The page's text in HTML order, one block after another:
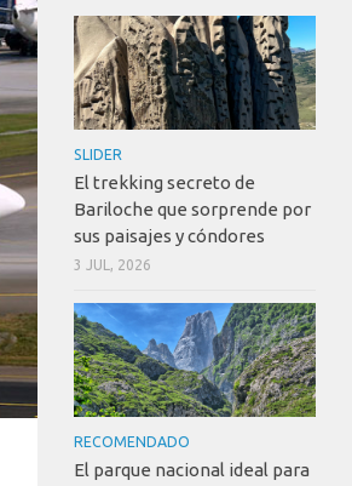
SLIDER
El trekking secreto de
Bariloche que sorprende por
sus paisajes y cóndores
3 JUL, 2026
RECOMENDADO
El parque nacional ideal para